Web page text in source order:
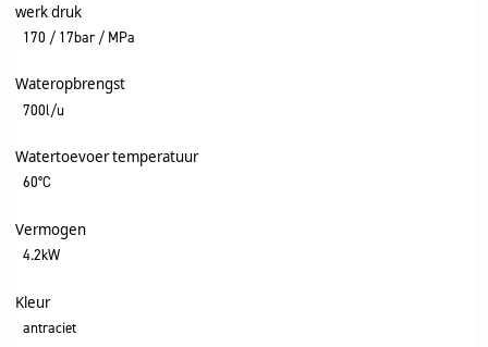
werk druk
170 / 17bar / MPa
Wateropbrengst
700l/u
Watertoevoer temperatuur
60°C
Vermogen
4.2kW
Kleur
antraciet